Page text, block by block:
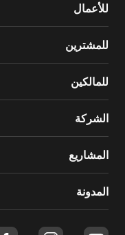
للأعمال
للمشترين
للمالكين
الشركة
المشاريع
المدونة